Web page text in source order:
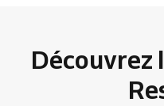
Découvrez